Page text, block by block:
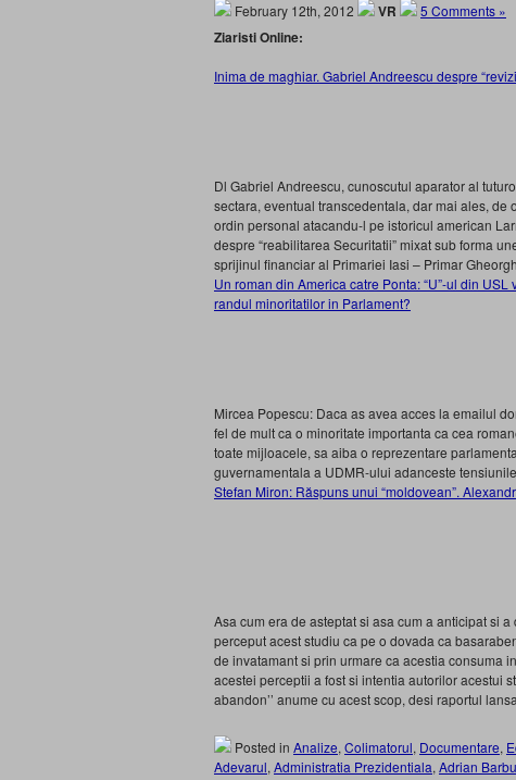
February 12th, 2012 VR 5 Comments »
Ziaristi Online:
Inima de maghiar. Gabriel Andreescu despre
Dl Gabriel Andreescu, cunoscutul aparator al
sectara, eventual transcedentala, dar mai ales, de
ordin personal atacandu-l pe istoricul american
despre “reabilitarea Securitatii” mixat sub forma
sprijinul financiar al Primariei Iasi – Primar
Un roman din America catre Ponta: “U”-ul din
randul minoritatilor in Parlament?
Mircea Popescu: Daca as avea acces la emailul
fel de mult ca o minoritate importanta ca cea
toate mijloacele, sa aiba o reprezentare
guvernamentala a UDMR-ului adanceste
Stefan Miron: Răspuns unui “moldovean”.
Asa cum era de asteptat si asa cum a anticipat si
perceput acest studiu ca pe o dovada ca
de invatamant si prin urmare ca acestia consuma
acestei perceptii a fost si intentia autorilor acestui
abandon’’ anume cu acest scop, desi raportul
Posted in Analize, Colimatorul, Documentare,
Adevarul, Administratia Prezidentiala, Adrian